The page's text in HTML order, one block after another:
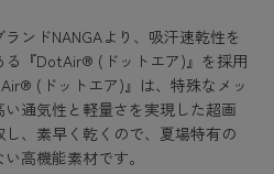
ンドNANGAより、吸汗速乾性を
る『DotAir® (ドットエア)』を採用
(ドットエア)』は、特殊なメッ
通気性と軽量さを実現した超画
、素早く乾くので、夏場特有の
高機能素材です。